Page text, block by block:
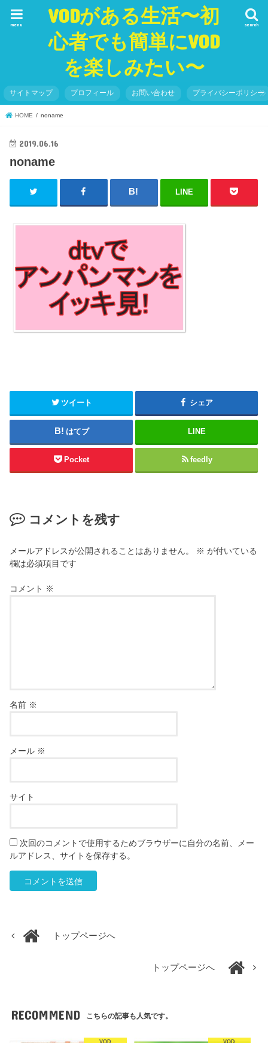
VODがある生活〜初
心者でも簡単にVOD
を楽しみたい〜
search
menu
サイトマップ プロフィール お問い合わせ プライバシーポリシー
HOME noname
2019.06.16
noname
LINE
ツイート シェア
はてブ LINE
Pocket feedly
コメントを残す
メールアドレスが公開されることはありません。 ※ が付いている
欄は必須項目です
コメント ※
名前 ※
メール ※
サイト
次回のコメントで使用するためブラウザーに自分の名前、メー
ルアドレス、サイトを保存する。
トップページへ
トップページへ
RECOMMEND こちらの記事も人気です。